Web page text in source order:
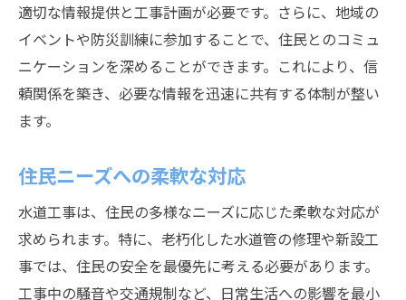
適切な情報提供と工事計画が必要です。さらに、地域の
イベントや防災訓練に参加することで、住民とのコミュ
ニケーションを深めることができます。これにより、信
頼関係を築き、必要な情報を迅速に共有する体制が整い
ます。
住民ニーズへの柔軟な対応
水道工事は、住民の多様なニーズに応じた柔軟な対応が
求められます。特に、老朽化した水道管の修理や新設工
事では、住民の安全を最優先に考える必要があります。
工事中の騒音や交通規制など、日常生活への影響を最小